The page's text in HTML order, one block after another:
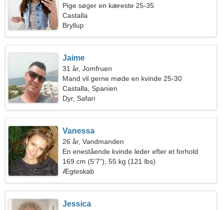
Pige søger en kæreste 25-35
Castalla
Bryllup
Jaime
31 år, Jomfruen
Mand vil gerne møde en kvinde 25-30
Castalla, Spanien
Dyr, Safari
Vanessa
26 år, Vandmanden
En enestående kvinde leder efter et forhold
169 cm (5'7"), 55 kg (121 lbs)
Ægteskab
Jessica